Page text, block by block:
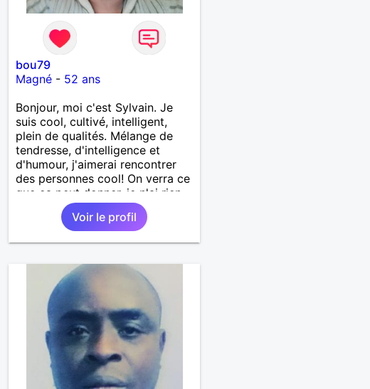
bou79
Magné - 52 ans
Bonjour, moi c'est Sylvain. Je
suis cool, cultivé, intelligent,
plein de qualités. Mélange de
tendresse, d'intelligence et
d'humour, j'aimerai rencontrer
des personnes cool! On verra ce
que ça peut donner. je n'ai rien
d'arrêté : amitié, amour tendre
et passionnelle, etc. Je suis
ouvert à tout...Alors n'ayez-pas
c'est moi qui le ferais!!!!!!!!!!!!! Ou
peut-être pas! je suis
100000000000 vrai.
Voir le profil